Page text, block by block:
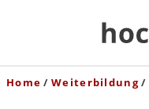
Home Weiterbildung